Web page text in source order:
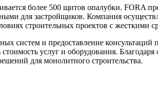
более 500 щитов опалубки. FORA
для застройщиков. Компания
строительных проектов с жесткими
систем и предоставление
услуг и оборудования.
для монолитного строительства.